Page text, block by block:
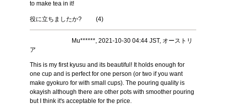
to make tea in it!
役に立ちましたか? (4)
Mu******, 2021-10-30 04:44 JST, オーストリ
ア
This is my first kyusu and its beautiful! It holds enough for
one cup and is perfect for one person (or two if you want
make gyokuro for with small cups). The pouring quality is
okayish although there are other pots with smoother pouring
but I think it's acceptable for the price.